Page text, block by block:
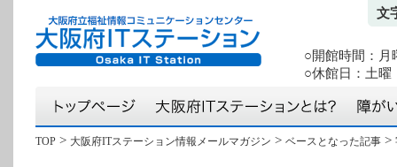
文
○開館時間：月曜
○休館日：土曜・
TOP > 大阪府ITステーション情報メールマガジン > ベースとなった記事 >